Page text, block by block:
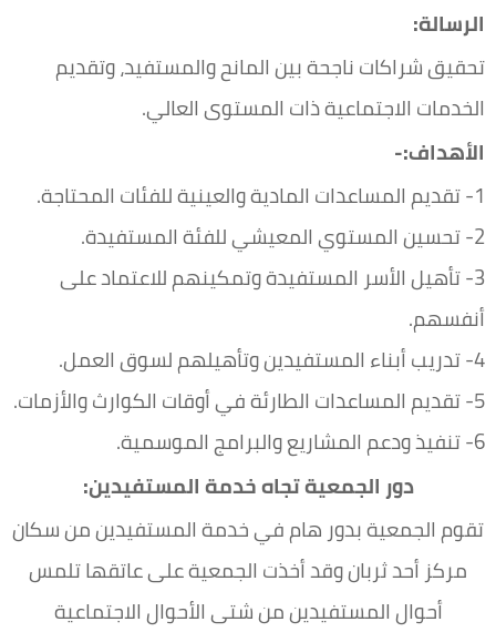
الرسالة:
تحقيق شراكات ناجحة بين المانح والمستفيد، وتقديم
الخدمات الاجتماعية ذات المستوى العالي.
الأهداف:-
1- تقديم المساعدات المادية والعينية للفئات المحتاجة.
2- تحسين المستوي المعيشي للفئة المستفيدة.
3- تأهيل الأسر المستفيدة وتمكينهم للاعتماد على
أنفسهم.
4- تدريب أبناء المستفيدين وتأهيلهم لسوق العمل.
5- تقديم المساعدات الطارئة في أوقات الكوارث والأزمات.
6- تنفيذ ودعم المشاريع والبرامج الموسمية.
دور الجمعية تجاه خدمة المستفيدين:
تقوم الجمعية بدور هام في خدمة المستفيدين من سكان
مركز أحد ثربان وقد أخذت الجمعية على عاتقها تلمس
أحوال المستفيدين من شتى الأحوال الاجتماعية